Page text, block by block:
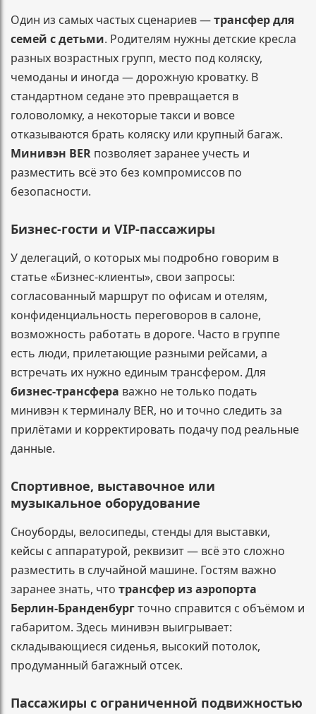
Один из самых частых сценариев —трансфер для
семей с детьми. Родителям нужны детские кресла
разных возрастных групп, место под коляску,
чемоданы и иногда — дорожную кроватку. В
стандартном седане это превращается в
головоломку, а некоторые такси и вовсе
отказываются брать коляску или крупный багаж.
Минивэн BER позволяет заранее учесть и
разместить всё это без компромиссов по
безопасности.
Бизнес-гости и VIP-пассажиры
У делегаций, о которых мы подробно говорим в
статье «Бизнес-клиенты», свои запросы:
согласованный маршрут по офисам и отелям,
конфиденциальность переговоров в салоне,
возможность работать в дороге. Часто в группе
есть люди, прилетающие разными рейсами, а
встречать их нужно единым трансфером. Для
бизнес-трансфера важно не только подать
минивэн к терминалу BER, но и точно следить за
прилётами и корректировать подачу под реальные
данные.
Спортивное, выставочное или
музыкальное оборудование
Сноуборды, велосипеды, стенды для выставки,
кейсы с аппаратурой, реквизит — всё это сложно
разместить в случайной машине. Гостям важно
заранее знать, что трансфер из аэропорта
Берлин-Бранденбургточно справится с объёмом и
габаритом. Здесь минивэн выигрывает:
складывающиеся сиденья, высокий потолок,
продуманный багажный отсек.
Пассажиры с ограниченной подвижностью